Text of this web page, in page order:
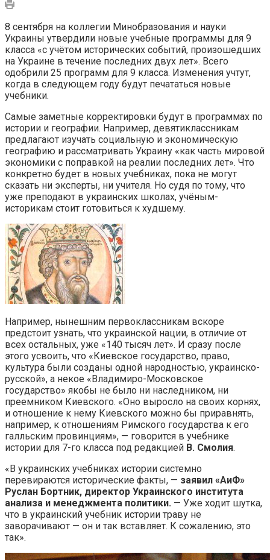
8 сентября на коллегии Минобразования и науки
Украины утвердили новые учебные программы для 9
класса «с учётом исторических событий, произошедших
на Украине в течение последних двух лет». Всего
одобрили 25 программ для 9 класса. Изменения учтут,
когда в следующем году будут печататься новые
учебники.
Самые заметные корректировки будут в программах по
истории и географии. Например, девятиклассникам
предлагают изучать социальную и экономическую
географию и рассматривать Украину «как часть мировой
экономики с поправкой на реалии последних лет». Что
конкретно будет в новых учебниках, пока не могут
сказать ни эксперты, ни учителя. Но судя по тому, что
уже преподают в украинских школах, учёным-
историкам стоит готовиться к худшему.
Например, нынешним первоклассникам вскоре
предстоит узнать, что украинской нации, в отличие от
всех остальных, уже «140 тысяч лет». И сразу после
этого усвоить, что «Киевское государство, право,
культура были созданы одной народностью, украинско-
русской», а некое «Владимиро-Московское
государство» якобы не было ни наследником, ни
преемником Киевского. «Оно выросло на своих корнях,
и отношение к нему Киевского можно бы приравнять,
например, к отношениям Римского государства к его
галльским провинциям», — говорится в учебнике
истории для 7-го класса под редакцией В. Смолия.
«В украинских учебниках истории системно
перевираются исторические факты, — заявил «АиФ»
Руслан Бортник, директор Украинского института
анализа и менеджмента политики. — Уже ходит шутка,
что в украинский учебник истории траву не
заворачивают — он и так вставляет. К сожалению, это
так».